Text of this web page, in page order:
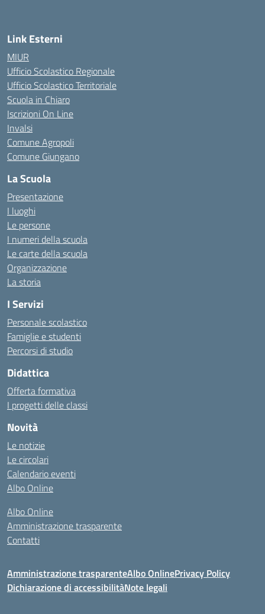
Link Esterni
MIUR
Ufficio Scolastico Regionale
Ufficio Scolastico Territoriale
Scuola in Chiaro
Iscrizioni On Line
Invalsi
Comune Agropoli
Comune Giungano
La Scuola
Presentazione
I luoghi
Le persone
I numeri della scuola
Le carte della scuola
Organizzazione
La storia
I Servizi
Personale scolastico
Famiglie e studenti
Percorsi di studio
Didattica
Offerta formativa
I progetti delle classi
Novità
Le notizie
Le circolari
Calendario eventi
Albo Online
Albo Online
Amministrazione trasparente
Contatti
Amministrazione trasparenteAlbo OnlinePrivacy Policy
Dichiarazione di accessibilitàNote legali